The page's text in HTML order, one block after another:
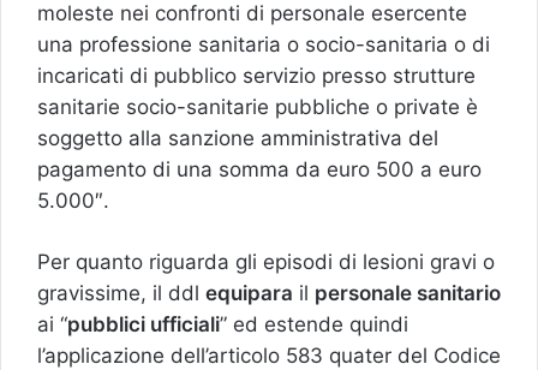
moleste nei confronti di personale esercente
una professione sanitaria o socio-sanitaria o di
incaricati di pubblico servizio presso strutture
sanitarie socio-sanitarie pubbliche o private è
soggetto alla sanzione amministrativa del
pagamento di una somma da euro 500 a euro
5.000″.
Per quanto riguarda gli episodi di lesioni gravi o
gravissime, il ddl equipara il personale sanitario
ai “pubblici ufficiali” ed estende quindi
l’applicazione dell’articolo 583 quater del Codice